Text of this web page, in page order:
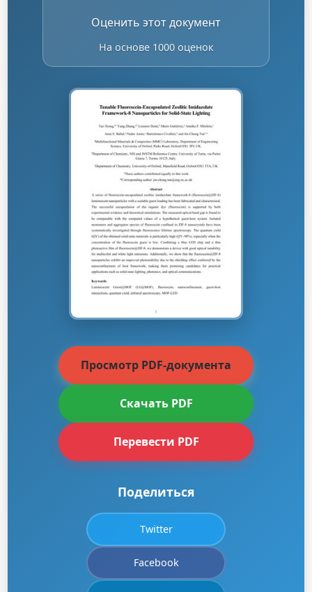
Оценить этот документ
На основе 1000 оценок
Просмотр PDF-документа
Скачать PDF
Перевести PDF
Поделиться
Twitter
Facebook